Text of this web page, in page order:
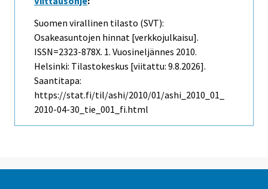
Suomen virallinen tilasto (SVT):
Osakeasuntojen hinnat [verkkojulkaisu].
ISSN=2323-878X. 1. Vuosineljännes 2010.
Helsinki: Tilastokeskus [viitattu: 9.8.2026].
Saantitapa:
https://stat.fi/til/ashi/2010/01/ashi_2010_01_
2010-04-30_tie_001_fi.html